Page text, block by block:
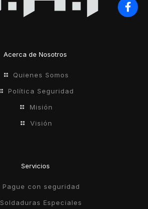
Acerca de Nosotros
Quienes Somos
Política Seguridad
Misión
Visión
Servicios
Pague con seguridad
Soldaduras Especiales